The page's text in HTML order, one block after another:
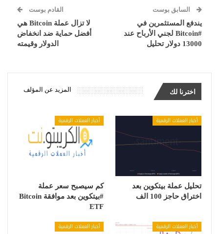
السابق بوست
يندفع المستثمرين في
#Bitcoin لجني الأرباح عند
13000 دولار تحليل
القادم بوست
لا تزال عملة Bitcoin هي
أفضل حماية ضد انخفاض
الدولار وقيمته
اخترنا لك المزيد عن المؤلف
أخبار العملات الرقمية
تحليل عملة بيتكوين بعد
اختراق حاجز 100 الف
أخبار العملات الرقمية
كم سيصبح سعر عملة
#بيتكوين بعد موافقة Bitcoin
ETF
أخبار العملات الرقمية أخبار العملات الرقمية